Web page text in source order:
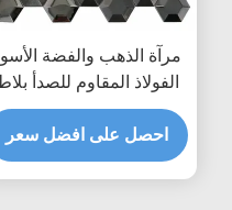
مرآة الذهب والفضة الأسود
الفولاذ المقاوم للصدأ بلاط
الموزاييك 3D مسدس
Rustproof AISI
احصل على افضل سعر